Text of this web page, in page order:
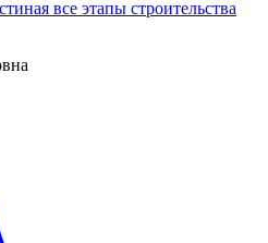
все этапы строительства